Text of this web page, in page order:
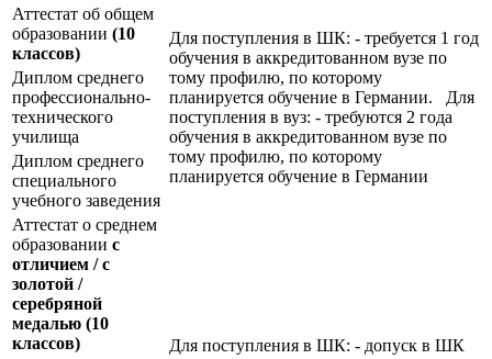
Аттестат об общем
образовании (10
классов)
Для поступления в ШК: - требуется 1 год
обучения в аккредитованном вузе по
тому профилю, по которому
планируется обучение в Германии. Для
поступления в вуз: - требуются 2 года
обучения в аккредитованном вузе по
тому профилю, по которому
планируется обучение в Германии
Диплом среднего
профессионально-
технического
училища
Диплом среднего
специального
учебного заведения
Аттестат о среднем
образовании с
отличием / с
золотой /
серебряной
медалью (10
классов)
Для поступления в ШК: - допуск в ШК